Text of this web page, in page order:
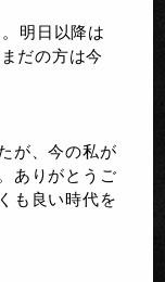
明日以降は
だの方は今
が、今の私が
ありがとうご
も良い時代を